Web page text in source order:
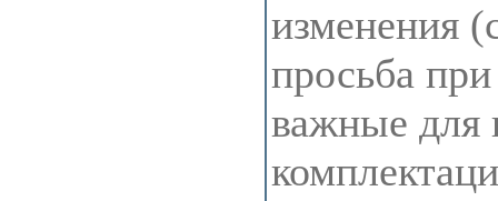
изменения
просьба
важные для